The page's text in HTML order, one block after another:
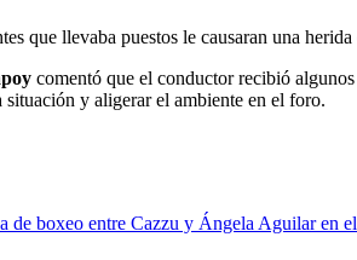
que llevaba puestos le causaran una
comentó que el conductor recibió
situación y aligerar el ambiente en el foro.
de boxeo entre Cazzu y Ángela Aguilar en